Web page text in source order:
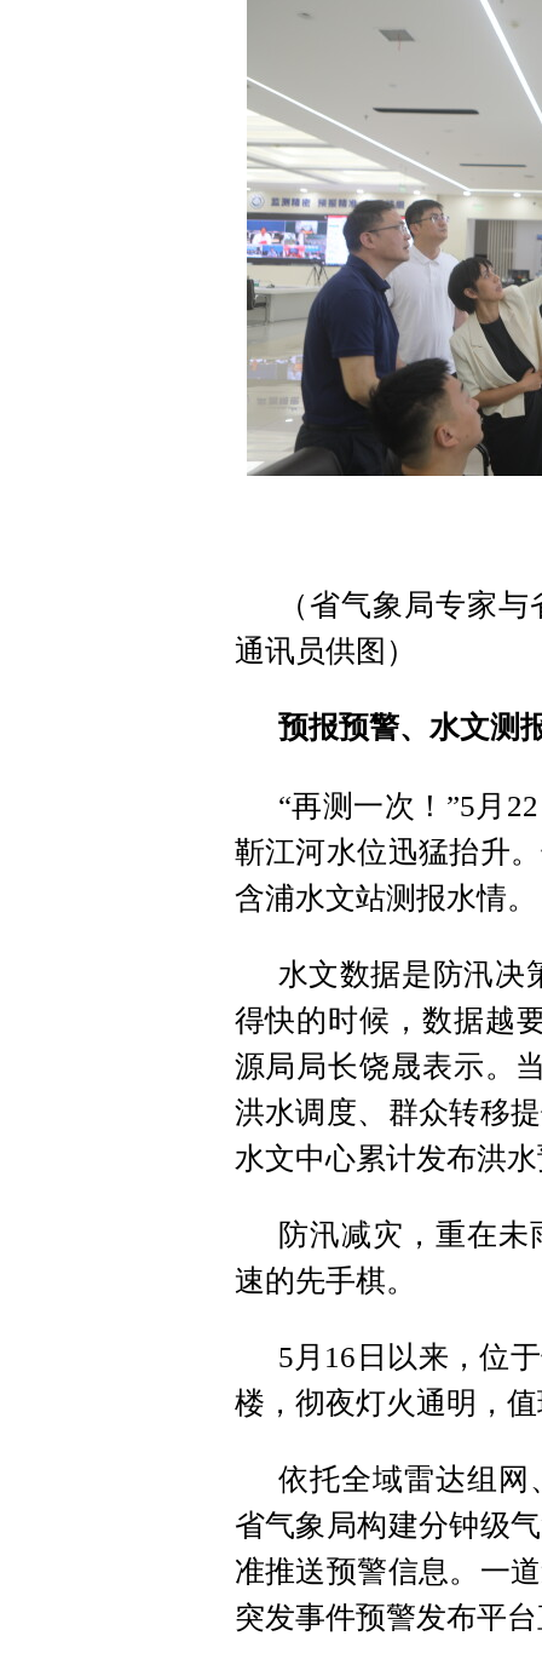
（省气象局专家
通讯员供图）
预报预警、水文测
“再测一次！”5月
靳江河水位迅猛抬升
含浦水文站测报水情。
水文数据是防汛决
得快的时候，数据越
源局局长饶晟表示。
洪水调度、群众转移
水文中心累计发布洪
防汛减灾，重在
速的先手棋。
5月16日以来，位
楼，彻夜灯火通明，
依托全域雷达组网
省气象局构建分钟级
准推送预警信息。一
突发事件预警发布平